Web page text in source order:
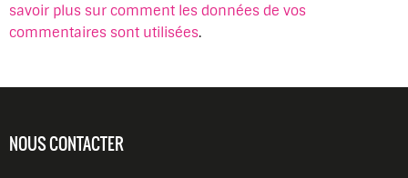
savoir plus sur comment les données de vos
commentaires sont utilisées.
NOUS CONTACTER